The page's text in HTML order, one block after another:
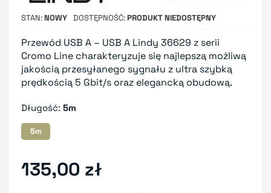
STAN NOWY DOSTĘPNOŚĆ PRODUKT NIEDOSTĘPNY
Przewód USB A – USB A Lindy 36629 z serii
Cromo Line charakteryzuje się najlepszą możliwą
jakością przesyłanego sygnału z ultra szybką
prędkością 5 Gbit/s oraz elegancką obudową.
Długość: 5m
5m
135,00 zł